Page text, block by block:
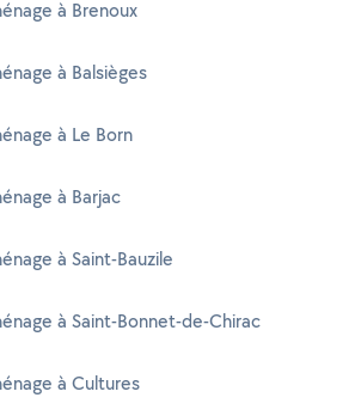
à Brenoux
à Balsièges
à Le Born
à Barjac
à Saint-Bauzile
à Saint-Bonnet-de-Chirac
à Cultures